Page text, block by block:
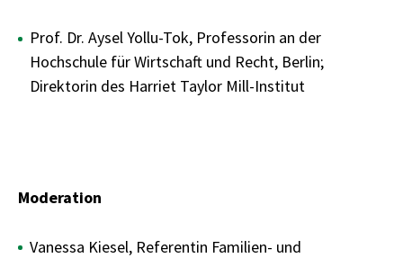
Prof. Dr. Aysel Yollu-Tok, Professorin an der
Hochschule für Wirtschaft und Recht, Berlin;
Direktorin des Harriet Taylor Mill-Institut
Moderation
Vanessa Kiesel, Referentin Familien- und